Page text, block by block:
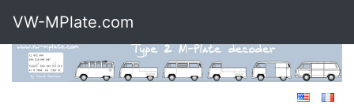
VW-MPlate.com